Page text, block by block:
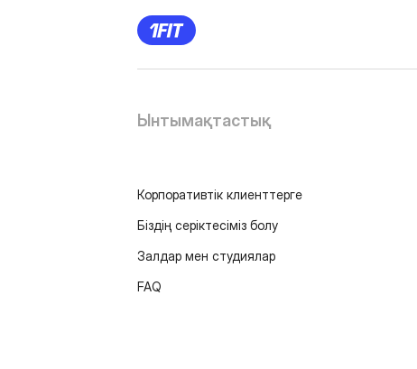
Ынтымақтастық
Корпоративтік клиенттерге
Біздің серіктесіміз болу
Залдар мен студиялар
FAQ